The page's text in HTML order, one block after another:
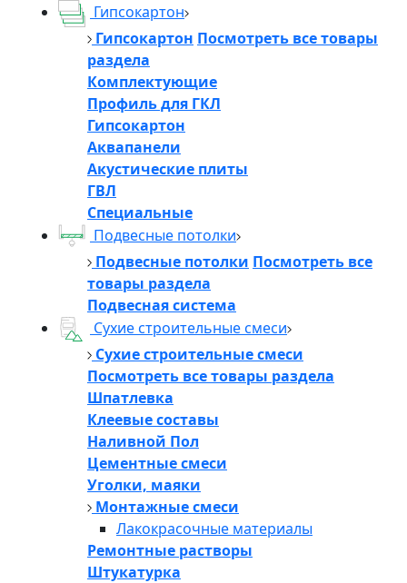
Гипсокартон
Гипсокартон Посмотреть все товары
раздела
Комплектующие
Профиль для ГКЛ
Гипсокартон
Аквапанели
Акустические плиты
ГВЛ
Специальные
Подвесные потолки
Подвесные потолки Посмотреть все
товары раздела
Подвесная система
Сухие строительные смеси
Сухие строительные смеси
Посмотреть все товары раздела
Шпатлевка
Клеевые составы
Наливной Пол
Цементные смеси
Уголки, маяки
Монтажные смеси
Лакокрасочные материалы
Ремонтные растворы
Штукатурка